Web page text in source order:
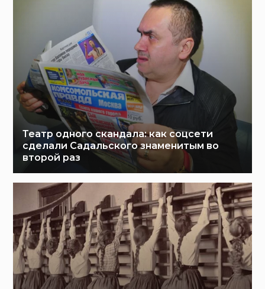
Театр одного скандала: как соцсети
сделали Садальского знаменитым во
второй раз